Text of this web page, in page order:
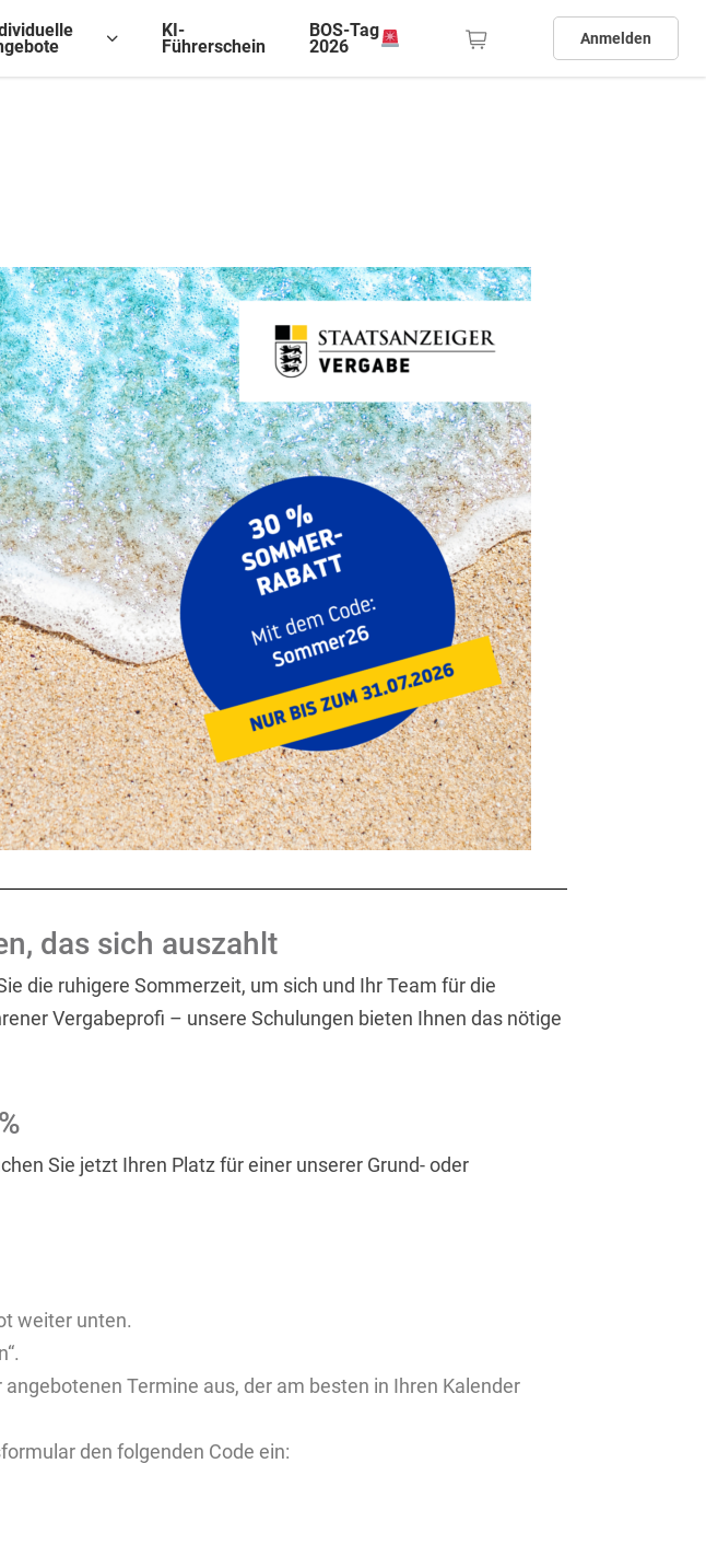
KI-
Führerschein
BOS-Tag
2026 Anmelden
das sich auszahlt
die ruhigere Sommerzeit, um sich und Ihr Team für die
Vergabeprofi – unsere Schulungen bieten Ihnen das nötige
Sie jetzt Ihren Platz für einer unserer Grund- oder
weiter unten.
Termine aus, der am besten in Ihren Kalender
den folgenden Code ein: